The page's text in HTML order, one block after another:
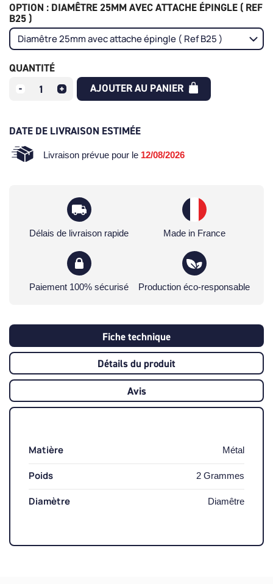
OPTION : DIAMÊTRE 25MM AVEC ATTACHE ÉPINGLE ( REF
B25 )
QUANTITÉ
AJOUTER AU PANIER
DATE DE LIVRAISON ESTIMÉE
Livraison prévue pour le 12/08/2026
Délais de livraison rapide Made in France
Paiement 100% sécurisé Production éco-responsable
Fiche technique
Détails du produit
Avis
Matière Métal
Poids 2 Grammes
Diamètre Diamêtre